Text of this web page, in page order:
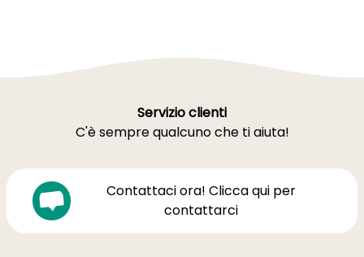
Servizio clienti
C'è sempre qualcuno che ti aiuta!
Contattaci ora! Clicca qui per
contattarci